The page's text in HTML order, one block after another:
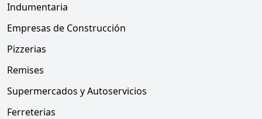
Indumentaria
Empresas de Construcción
Pizzerias
Remises
Supermercados y Autoservicios
Ferreterias